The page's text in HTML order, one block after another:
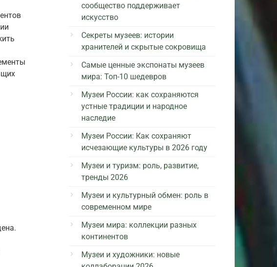
сообщество поддерживает
искусство
Секреты музеев: истории
хранителей и скрытые сокровища
Самые ценные экспонаты музеев
мира: Топ-10 шедевров
Музеи России: как сохраняются
устные традиции и народное
наследие
Музеи России: Как сохраняют
исчезающие культуры в 2026 году
Музеи и туризм: роль, развитие,
тренды 2026
Музеи и культурный обмен: роль в
современном мире
Музеи мира: коллекции разных
континентов
Музеи и художники: новые